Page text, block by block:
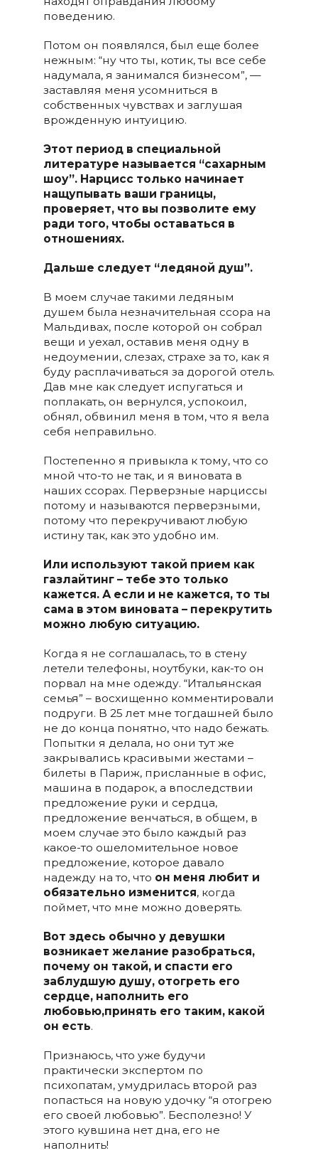
поведению.
Потом он появлялся, был еще более
нежным: “ну что ты, котик, ты все себе
надумала, я занимался бизнесом”, —
заставляя меня усомниться в
собственных чувствах и заглушая
врожденную интуицию.
Этот период в специальной
литературе называется “сахарным
шоу”. Нарцисс только начинает
нащупывать ваши границы,
проверяет, что вы позволите ему
ради того, чтобы оставаться в
отношениях.
Дальше следует “ледяной душ”.
В моем случае такими ледяным
душем была незначительная ссора на
Мальдивах, после которой он собрал
вещи и уехал, оставив меня одну в
недоумении, слезах, страхе за то, как я
буду расплачиваться за дорогой отель.
Дав мне как следует испугаться и
поплакать, он вернулся, успокоил,
обнял, обвинил меня в том, что я вела
себя неправильно.
Постепенно я привыкла к тому, что со
мной что-то не так, и я виновата в
наших ссорах. Перверзные нарциссы
потому и называются перверзными,
потому что перекручивают любую
истину так, как это удобно им.
Или используют такой прием как
газлайтинг – тебе это только
кажется. А если и не кажется, то ты
сама в этом виновата – перекрутить
можно любую ситуацию.
Когда я не соглашалась, то в стену
летели телефоны, ноутбуки, как-то он
порвал на мне одежду. “Итальянская
семья” – восхищенно комментировали
подруги. В 25 лет мне тогдашней было
не до конца понятно, что надо бежать.
Попытки я делала, но они тут же
закрывались красивыми жестами –
билеты в Париж, присланные в офис,
машина в подарок, а впоследствии
предложение руки и сердца,
предложение венчаться, в общем, в
моем случае это было каждый раз
какое-то ошеломительное новое
предложение, которое давало
надежду на то, что он меня любит и
обязательно изменится, когда
поймет, что мне можно доверять.
Вот здесь обычно у девушки
возникает желание разобраться,
почему он такой, и спасти его
заблудшую душу, отогреть его
сердце, наполнить его
любовью,принять его таким, какой
он есть.
Признаюсь, что уже будучи
практически экспертом по
психопатам, умудрилась второй раз
попасться на новую удочку “я отогрею
его своей любовью”. Бесполезно! У
этого кувшина нет дна, его не
наполнить!